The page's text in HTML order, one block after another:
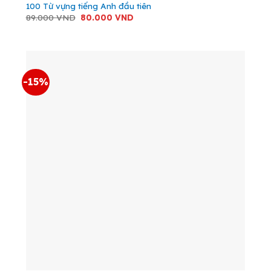
100 Từ vựng tiếng Anh đầu tiên
89.000VND Giá
80.000 VNDGiá
-15%